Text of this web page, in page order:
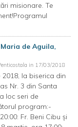
misionare. Te
de Aguila,
in 17/03/2018
la biserica din
Nr. 3 din Santa
loc seri de
program:-
Fr. Beni Cibu și